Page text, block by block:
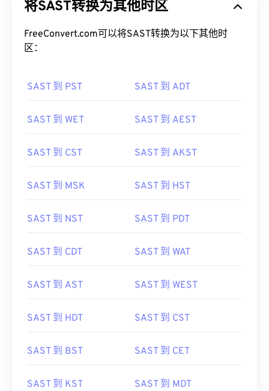
将SAST转换为其他时区
FreeConvert.com可以将SAST转换为以下其他时
区：
SAST 到 PST SAST 到 ADT
SAST 到 WET SAST 到 AEST
SAST 到 CST SAST 到 AKST
SAST 到 MSK SAST 到 HST
SAST 到 NST SAST 到 PDT
SAST 到 CDT SAST 到 WAT
SAST 到 AST SAST 到 WEST
SAST 到 HDT SAST 到 CST
SAST 到 BST SAST 到 CET
SAST 到 KST SAST 到 MDT